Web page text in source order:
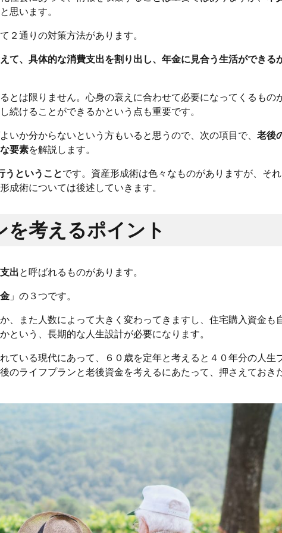
と思います。
２通りの対策方法があります。
て、具体的な消費支出を割り出し、年金に見合う生活ができる
とは限りません。心身の衰えに合わせて必要になってくるもの
続けることができるかという点も重要です。
いか分からないという方もいると思うので、次の項目で、 老後
要素を解説します。
うということです。資産形成術は色々なものがありますが、そ
成術については後述していきます。
考えるポイント
出と呼ばれるものがあります。
」の３つです。
、また人数によって大きく変わってきますし、住宅購入資金も
という、長期的な人生設計が必要になります。
ている現代にあって、６０歳を定年と考えると４０年分の人生
のライフプランと老後資金を考えるにあたって、押さえておき